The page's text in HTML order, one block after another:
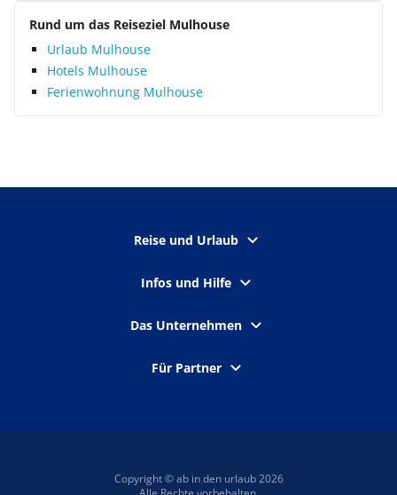
Rund um das Reiseziel Mulhouse
Urlaub Mulhouse
Hotels Mulhouse
Ferienwohnung Mulhouse
Reise und Urlaub
Infos und Hilfe
Das Unternehmen
Für Partner
Copyright © ab in den urlaub 2026